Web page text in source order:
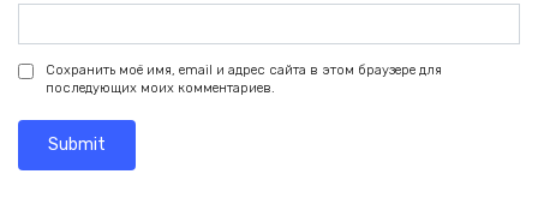
Сохранить моё имя, email и адрес сайта в этом браузере для
последующих моих комментариев.